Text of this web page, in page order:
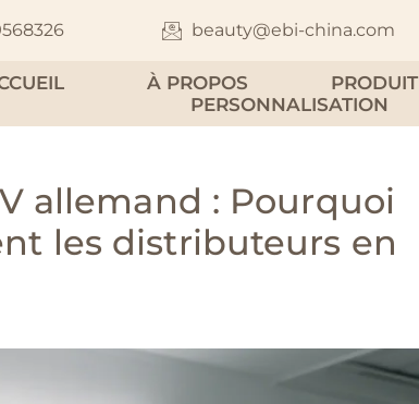
beauty@ebi-china.com
À PROPOS PRODUIT
PERSONNALISATION
allemand : Pourquoi
les distributeurs en